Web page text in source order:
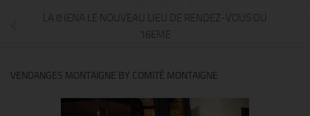
LA 8 IENA LE NOUVEAU LIEU DE RENDEZ-VOUS DU
16EME
VENDANGES MONTAIGNE BY COMITÉ MONTAIGNE